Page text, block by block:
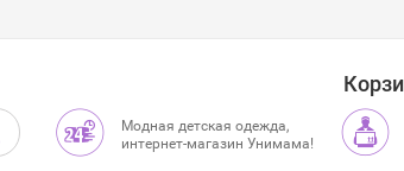
Модная детская одежда,
интернет-магазин Унимама!